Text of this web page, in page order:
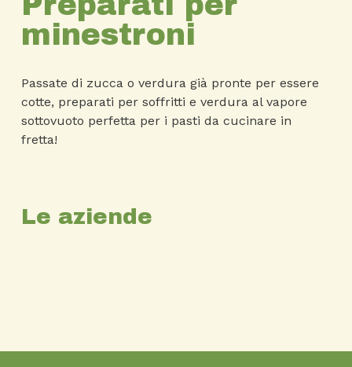
minestroni
Passate di zucca o verdura già pronte per essere
cotte, preparati per soffritti e verdura al vapore
sottovuoto perfetta per i pasti da cucinare in
fretta!
Le aziende